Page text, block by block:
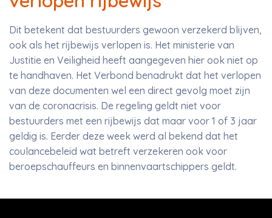
Dit betekent dat bestuurders gewoon verzekerd blijven,
ook als het rijbewijs verlopen is. Het ministerie van
Justitie en Veiligheid heeft aangegeven hier ook niet op
te handhaven. Het Verbond benadrukt dat het verlopen
van deze documenten wel een direct gevolg moet zijn
van de coronacrisis. De regeling geldt niet voor
bestuurders met een rijbewijs dat maar voor 1 of 3 jaar
geldig is. Eerder deze week werd al bekend dat het
coulancebeleid wat betreft verzekeren ook voor
beroepschauffeurs en binnenvaartschippers geldt.